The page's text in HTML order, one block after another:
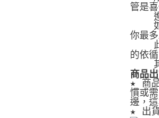
管是
你最
的依
商品
★ 商
慣或
邊，
★ 出